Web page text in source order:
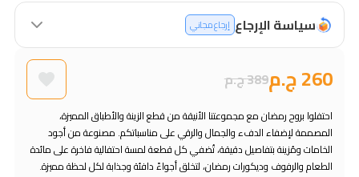
سياسة الإرجاع إرجاع مجاني
260 ج.م 389 ج.م
احتفلوا بروح رمضان مع مجموعتنا الأنيقة من قطع الزينة والأطباق المميزة،
المصممة لإضفاء الدفء والجمال والرقي على مناسباتكم. مصنوعة من أجود
الخامات ومُزينة بتفاصيل دقيقة، تُضفي كل قطعة لمسة احتفالية فاخرة على مائدة
الطعام والرفوف وديكورات رمضان، لتخلق أجواءً دافئة وجذابة لكل لحظة مميزة.